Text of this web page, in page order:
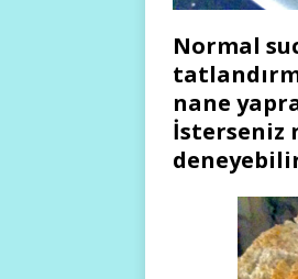
Normal
nane
İsterseniz